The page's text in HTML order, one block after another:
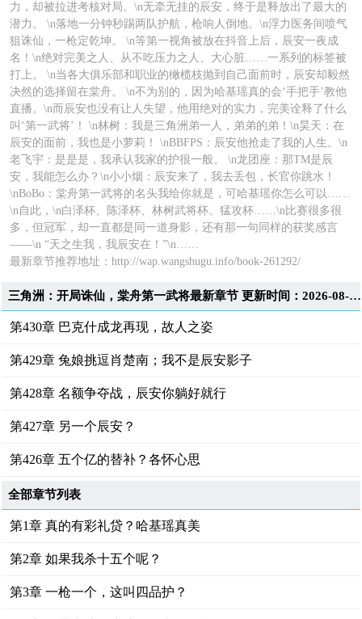
力，却被拉进考核对局。\n无牵无挂的辰安，终于是释放出了最大的
潜力。 \n落地一分钟秒踢两队护航，枪响人倒地。\n浮力医务间喷气
狙诛仙，一枪定乾坤。 \n等第一视角被放在抖音上后，辰安一夜成
名！\n绝对完美之人、从不吃压力之人、大心脏……一系列的标签被
打上。 \n当各大俱乐部和职业的橄榄枝抛到自己面前时，辰安却毅然
决然的选择留在棠舟。 \n不为别的，因为哈基瑶真的会‘手把手’教他
直播。\n而辰安也没有让人失望，他用绝对的实力，完美诠释了什么
叫‘第一武将’！ \n林树：我是三角洲弟一人，弟弟的弟！\n昊天：在
辰安的面前，我也是小萝莉！ \nBBFPS：辰安他抢走了我的人生。\n
老飞宇：是是是，我承认我家的护很一般。 \n龙团座：那TM是辰
安，我能怎么办？\n小小烟：辰安来了，我去丢包，长官你跳水！
\nBoBo：棠舟第一武将的名头我给你就是，可哈基瑶你怎么可以……
\n自此，\n白泽杯、陈泽杯、林树武将杯、猛攻杯……\n比赛很多很
多，但冠军，却一直都是同一道身影，还有那一句同样的获奖感言
——\n “天之生我，我辰安在！”\n……
最新章节推荐地址：http://wap.wangshugu.info/book-261292/
三角洲：开局诛仙，棠舟第一武将最新章节 更新时间：2026-08-05T22:00:31
第430章 巴克什成龙再现，故人之姿
第429章 兔娘挑逗肖楚南；我不是辰安影子
第428章 名额争夺战，辰安你躺好就行
第427章 另一个辰安？
第426章 五个亿的替补？各怀心思
全部章节列表
第1章 真的有彩礼贷？哈基瑶真美
第2章 如果我杀十五个呢？
第3章 一枪一个，这叫四品护？